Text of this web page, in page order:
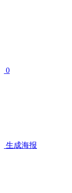
0
生成海报